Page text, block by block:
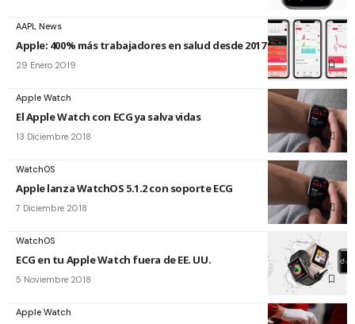
AAPL News
Apple: 400% más trabajadores en salud desde 2017
29 Enero 2019
Apple Watch
El Apple Watch con ECG ya salva vidas
13 Diciembre 2018
WatchOS
Apple lanza WatchOS 5.1.2 con soporte ECG
7 Diciembre 2018
WatchOS
ECG en tu Apple Watch fuera de EE. UU.
5 Noviembre 2018
Apple Watch